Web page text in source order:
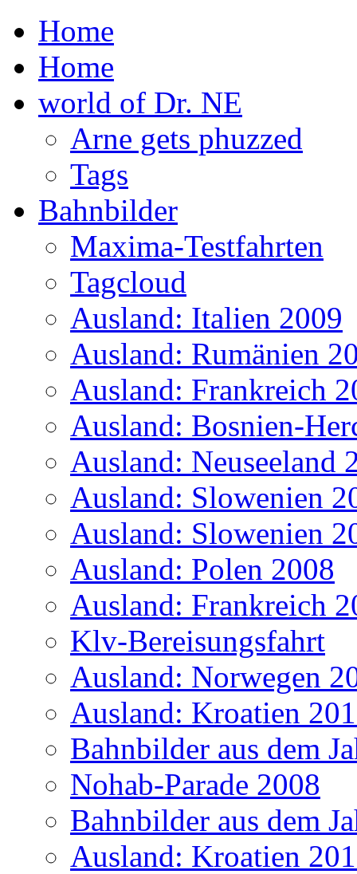
Home
Home
world of Dr. NE
Arne gets phuzzed
Tags
Bahnbilder
Maxima-Testfahrten
Tagcloud
Ausland: Italien 2009
Ausland: Rumänien
Ausland: Frankreich
Ausland: Bosnien-
Ausland: Neuseeland
Ausland: Slowenien
Ausland: Slowenien
Ausland: Polen 2008
Ausland: Frankreich
Klv-Bereisungsfahrt
Ausland: Norwegen
Ausland: Kroatien
Bahnbilder aus dem
Nohab-Parade 2008
Bahnbilder aus dem
Ausland: Kroatien